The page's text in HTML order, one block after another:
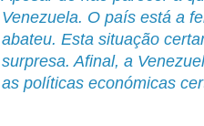
Venezuela. O país está a
abateu. Esta situação
surpresa. Afinal, a
as políticas económicas